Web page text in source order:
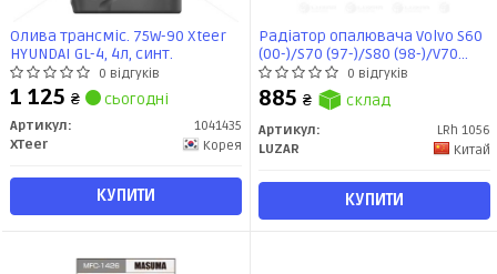
Олива трансміс. 75W-90 Xteer
HYUNDAI GL-4, 4л, синт.
0 відгуків
1 125 ₴ сьогодні
Артикул:
1041435
XTeer
Корея
КУПИТИ
Радіатор опалювача Volvo S60
(00-)/S70 (97-)/S80 (98-)/V70
(00-)/XC70 (00-)/XC90 (02-) (LRh
1056) Luzar
0 відгуків
885 ₴ склад
Артикул:
LRh 1056
LUZAR
Китай
КУПИТИ